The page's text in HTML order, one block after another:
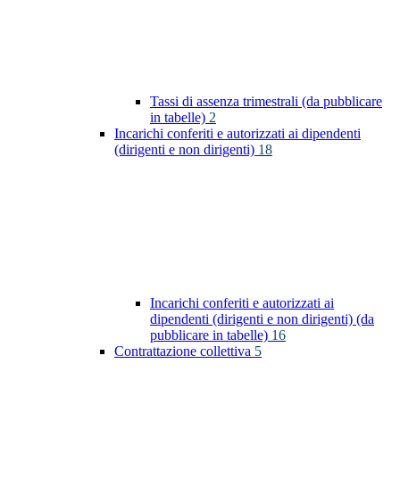
Tassi di assenza trimestrali (da pubblicare
in tabelle) 2
Incarichi conferiti e autorizzati ai dipendenti
(dirigenti e non dirigenti) 18
Incarichi conferiti e autorizzati ai
dipendenti (dirigenti e non dirigenti) (da
pubblicare in tabelle) 16
Contrattazione collettiva 5